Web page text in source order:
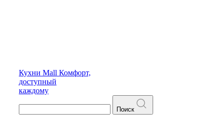
Кухни Mall Комфорт,
доступный
каждому
Поиск